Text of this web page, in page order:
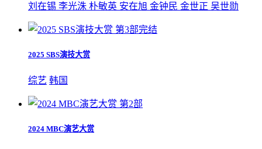
刘在锡 李光洙 朴敏英 安在旭 金钟民 金世正 吴世勋
第3部完结
2025 SBS演技大赏
综艺 韩国
第2部
2024 MBC演艺大赏